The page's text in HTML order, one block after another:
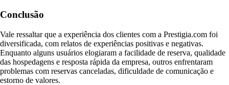
Conclusão
Vale ressaltar que a experiência dos clientes com a Prestigia.com foi
diversificada, com relatos de experiências positivas e negativas.
Enquanto alguns usuários elogiaram a facilidade de reserva, qualidade
das hospedagens e resposta rápida da empresa, outros enfrentaram
problemas com reservas canceladas, dificuldade de comunicação e
estorno de valores.